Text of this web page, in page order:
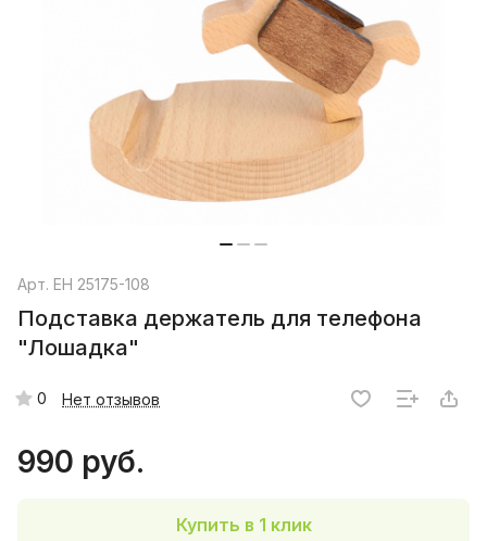
Арт. EH 25175-108
Подставка держатель для телефона
"Лошадка"
0 Нет отзывов
990 руб.
Купить в 1 клик